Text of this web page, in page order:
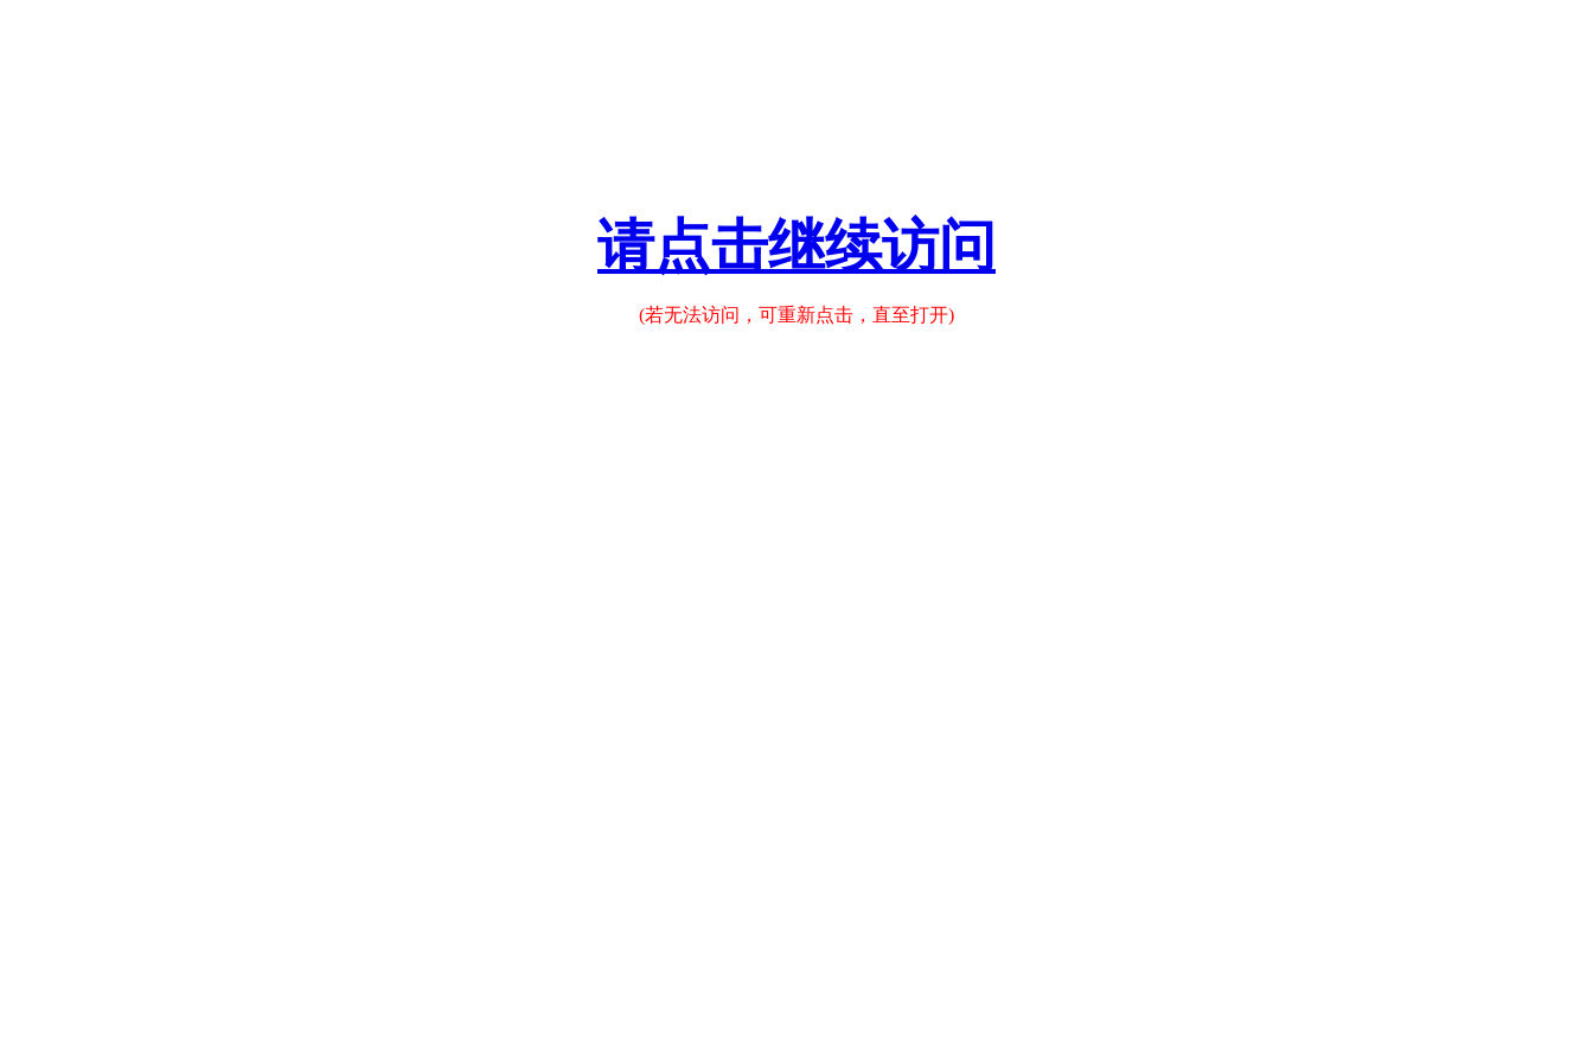
请点击继续访问
(若无法访问，可重新点击，直至打开)